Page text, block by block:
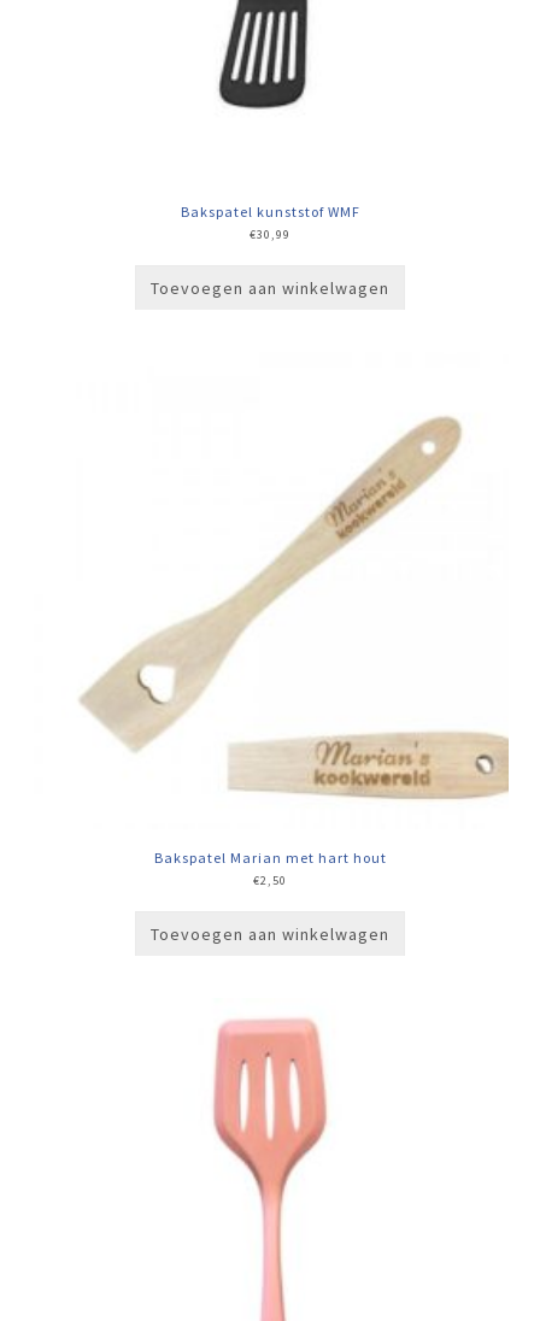
Bakspatel kunststof WMF
€30,99
Toevoegen aan winkelwagen
Bakspatel Marian met hart hout
€2,50
Toevoegen aan winkelwagen